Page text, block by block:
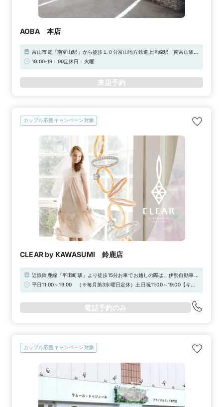
AOBA 本店
富山市電「南富山駅」から徒歩１０分富山地方鉄道上滝線駅「南富山駅」
から徒歩8分駐車場完備（６台）
10:00-19：00定休日：火曜
来店予約
カップル応援キャンペーン対象
CLEAR by KAWASUMI 鈴鹿店
近鉄鈴鹿線「平田町駅」より徒歩15分お車でお越しの際は、伊勢自動車道
「高速津IC」で降り、中勢バイパスから22分（駐車場完備）
平日11:00～19:00 （※毎月第3水曜日定休）土日祝11:00～19:00【キャ
電話予約のみ
カップル応援キャンペーン対象